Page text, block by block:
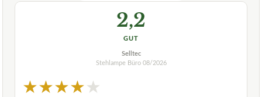
2,2
GUT
Selltec
Stehlampe Büro 08/2026
★★★★★